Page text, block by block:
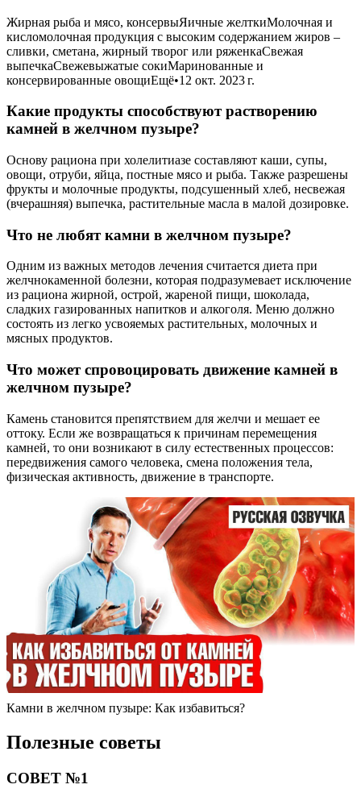
Жирная рыба и мясо, консервыЯичные желткиМолочная и
кисломолочная продукция с высоким содержанием жиров –
сливки, сметана, жирный творог или ряженкаСвежая
выпечкаСвежевыжатые сокиМаринованные и
консервированные овощиЕщё•12 окт. 2023 г.
Какие продукты способствуют растворению
камней в желчном пузыре?
Основу рациона при холелитиазе составляют каши, супы,
овощи, отруби, яйца, постные мясо и рыба. Также разрешены
фрукты и молочные продукты, подсушенный хлеб, несвежая
(вчерашняя) выпечка, растительные масла в малой дозировке.
Что не любят камни в желчном пузыре?
Одним из важных методов лечения считается диета при
желчнокаменной болезни, которая подразумевает исключение
из рациона жирной, острой, жареной пищи, шоколада,
сладких газированных напитков и алкоголя. Меню должно
состоять из легко усвояемых растительных, молочных и
мясных продуктов.
Что может спровоцировать движение камней в
желчном пузыре?
Камень становится препятствием для желчи и мешает ее
оттоку. Если же возвращаться к причинам перемещения
камней, то они возникают в силу естественных процессов:
передвижения самого человека, смена положения тела,
физическая активность, движение в транспорте.
Камни в желчном пузыре: Как избавиться?
Полезные советы
СОВЕТ №1